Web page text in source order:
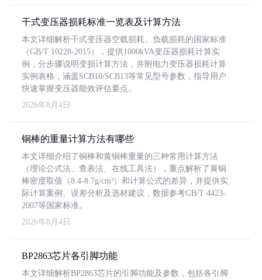
干式变压器损耗标准一览表及计算方法
本文详细解析干式变压器空载损耗、负载损耗的国家标准
（GB/T 10228-2015），提供1000kVA变压器损耗计算实
例，分步骤说明变损计算方法，并附电力变压器损耗计算
实例表格，涵盖SCB10/SCB13等常见型号参数，指导用户
快速掌握变压器能效评估要点。
2026年8月4日
铜棒的重量计算方法有哪些
本文详细介绍了铜棒和黄铜棒重量的三种常用计算方法
（理论公式法、查表法、在线工具法），重点解析了黄铜
棒密度取值（8.4-8.7g/cm³）和计算公式的差异，并提供实
际计算案例、误差分析及选材建议，数据参考GB/T 4423-
2007等国家标准。
2026年8月4日
BP2863芯片各引脚功能
本文详细解析BP2863芯片的引脚功能及参数，包括各引脚